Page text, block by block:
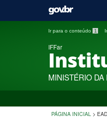
Ir para o conteúdo 1
IFFar
MINISTÉRIO DA
PÁGINA INICIAL > EAD